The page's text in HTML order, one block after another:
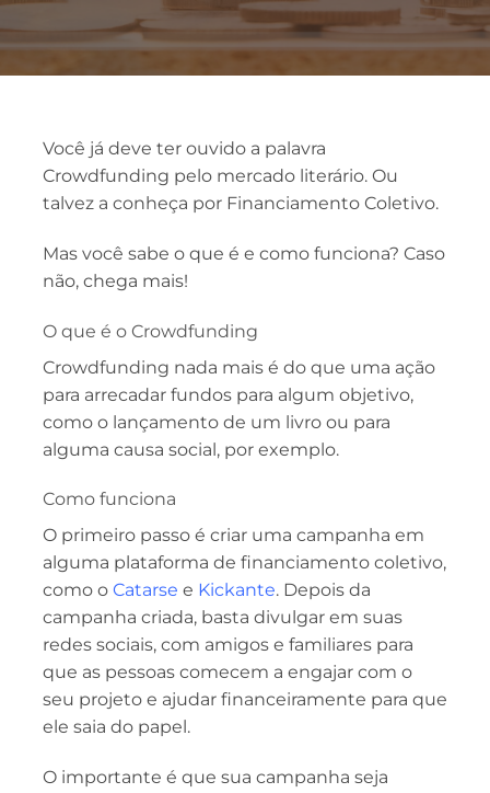
Você já deve ter ouvido a palavra
Crowdfunding pelo mercado literário. Ou
talvez a conheça por Financiamento Coletivo.
Mas você sabe o que é e como funciona? Caso
não, chega mais!
O que é o Crowdfunding
Crowdfunding nada mais é do que uma ação
para arrecadar fundos para algum objetivo,
como o lançamento de um livro ou para
alguma causa social, por exemplo.
Como funciona
O primeiro passo é criar uma campanha em
alguma plataforma de financiamento coletivo,
como o Catarse e Kickante. Depois da
campanha criada, basta divulgar em suas
redes sociais, com amigos e familiares para
que as pessoas comecem a engajar com o
seu projeto e ajudar financeiramente para que
ele saia do papel.
O importante é que sua campanha seja